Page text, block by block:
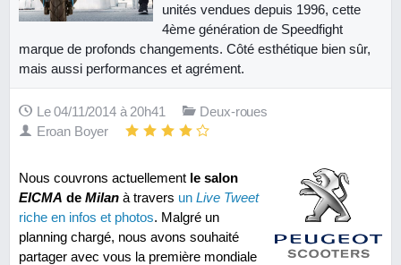
unités vendues depuis 1996, cette
4ème génération de Speedfight
marque de profonds changements. Côté esthétique bien sûr,
mais aussi performances et agrément.
Le 04/11/2014 à 20h41
Deux-roues
Eroan Boyer
Nous couvrons actuellement le salon
EICMA de Milan à travers un Live Tweet
riche en infos et photos. Malgré un
planning chargé, nous avons souhaité
partager avec vous la première mondiale